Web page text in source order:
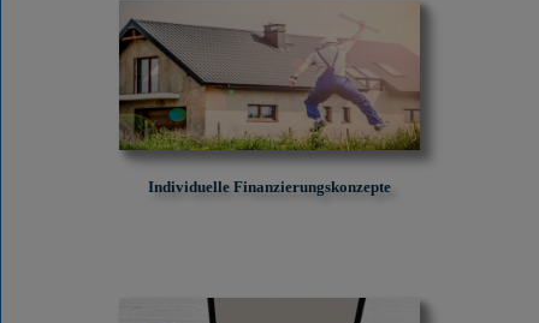
Individuelle Finanzierungskonzepte